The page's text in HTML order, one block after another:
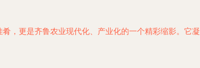
，更是齐鲁农业现代化、产业化的一个精彩缩影。它